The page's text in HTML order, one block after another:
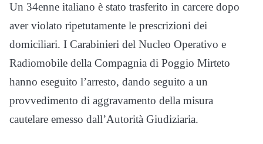
Un 34enne italiano è stato trasferito in carcere dopo
aver violato ripetutamente le prescrizioni dei
domiciliari. I Carabinieri del Nucleo Operativo e
Radiomobile della Compagnia di Poggio Mirteto
hanno eseguito l’arresto, dando seguito a un
provvedimento di aggravamento della misura
cautelare emesso dall’Autorità Giudiziaria.